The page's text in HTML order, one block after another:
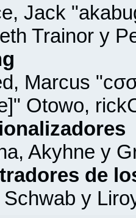
Jack
Trainor y
Marcus
Otowo,
Akyhne y
de
y